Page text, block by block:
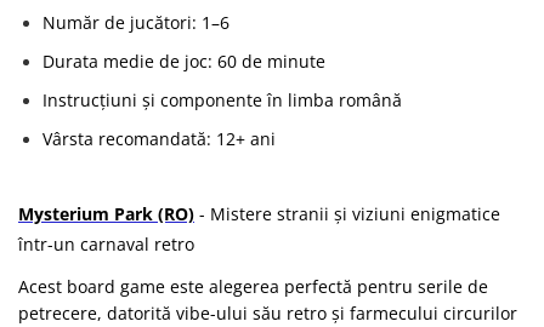
Număr de jucători: 1–6
Durata medie de joc: 60 de minute
Instrucțiuni și componente în limba română
Vârsta recomandată: 12+ ani
Mysterium Park (RO) - Mistere stranii și viziuni enigmatice
într-un carnaval retro
Acest board game este alegerea perfectă pentru serile de
petrecere, datorită vibe-ului său retro și farmecului circurilor